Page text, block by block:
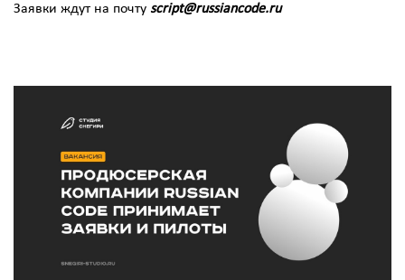
Заявки ждут на почту script@russiancode.ru